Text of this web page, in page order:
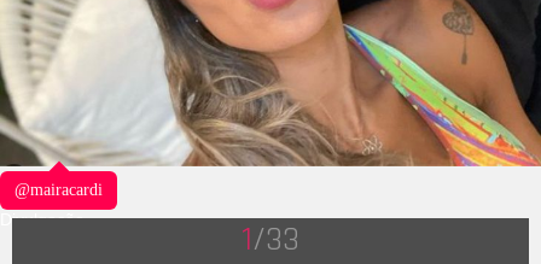
@mairacardi
Divulgação 1/33